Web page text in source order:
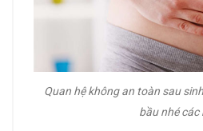
Quan hệ không an toàn sau
bầu nhé các